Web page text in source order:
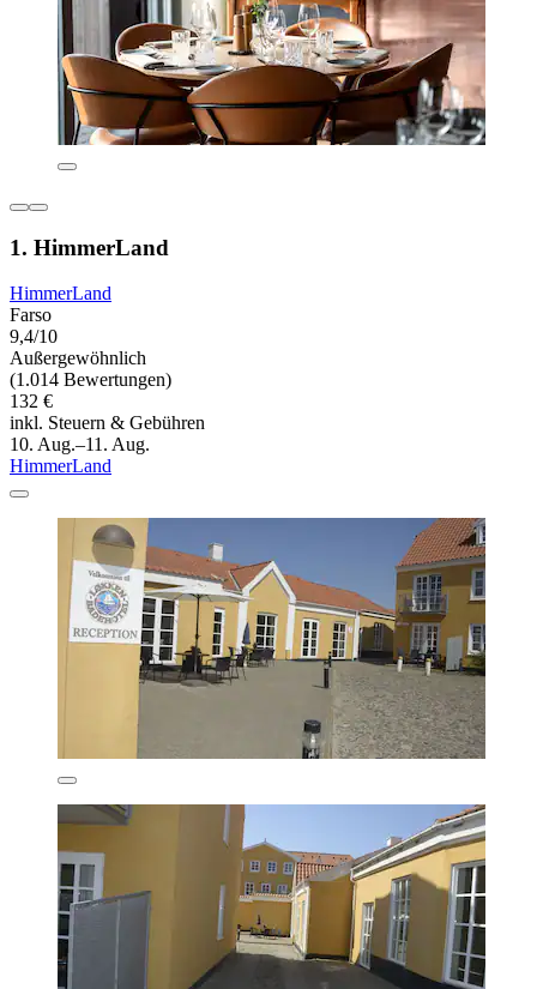
1. HimmerLand
HimmerLand
Farso
9,4/10
Außergewöhnlich
(1.014 Bewertungen)
132 €
inkl. Steuern & Gebühren
10. Aug.–11. Aug.
HimmerLand